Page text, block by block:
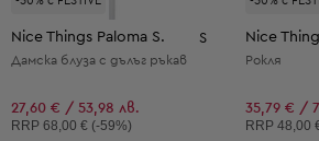
Nice Things Paloma S. S
Дамска блуза с дълъг ръкав
27,60 € / 53,98 лв.
Препоръчителна цена:
RRP 68,00 € (-59%)
Nice
Рокля
35,79 € /
RRP 48,00